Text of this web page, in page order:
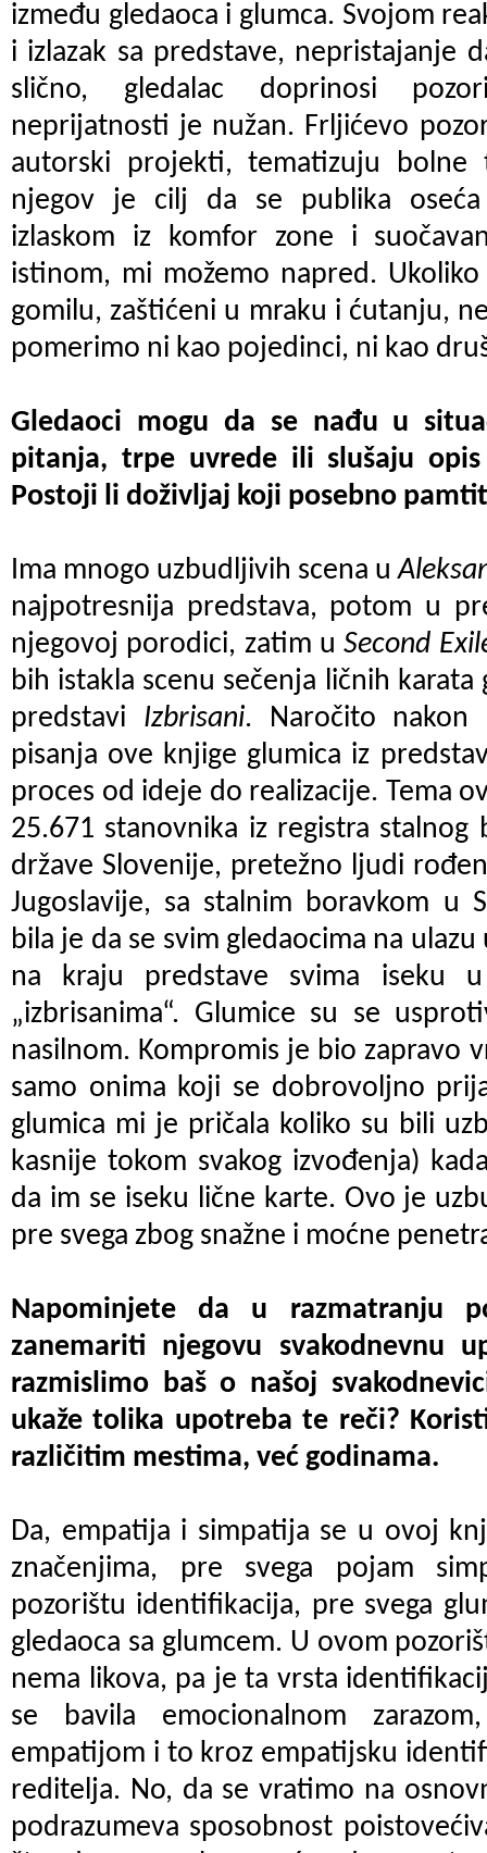
između gledaoca i glumca. Svojom
i izlazak sa predstave, nepristajanje
slično, gledalac doprinosi
neprijatnosti je nužan. Frljićevo
autorski projekti, tematizuju bolne
njegov je cilj da se publika
izlaskom iz komfor zone i
istinom, mi možemo napred.
gomilu, zaštićeni u mraku i ćutanju,
pomerimo ni kao pojedinci, ni kao
Gledaoci mogu da se nađu u
pitanja, trpe uvrede ili slušaju opis
Postoji li doživljaj koji posebno
Ima mnogo uzbudljivih scena u
najpotresnija predstava, potom u
njegovoj porodici, zatim uSecond
bih istakla scenu sečenja ličnih karata
predstavi Izbrisani. Naročito
pisanja ove knjige glumica iz
proces od ideje do realizacije. Tema
25.671 stanovnika iz registra stalnog
države Slovenije, pretežno ljudi
Jugoslavije, sa stalnim boravkom u
bila je da se svim gledaocima na
na kraju predstave svima iseku
„izbrisanima“. Glumice su se
nasilnom. Kompromis je bio zapravo
samo onima koji se dobrovoljno
glumica mi je pričala koliko su bili
kasnije tokom svakog izvođenja)
da im se iseku lične karte. Ovo je
pre svega zbog snažne i moćne
Napominjete da u razmatranju
zanemariti njegovu svakodnevnu
razmislimo baš o našoj
ukaže tolika upotreba te reči?
različitim mestima, već godinama.
Da, empatija i simpatija se u ovoj
značenjima, pre svega pojam
pozorištu identifikacija, pre svega
gledaoca sa glumcem. U ovom
nema likova, pa je ta vrsta
se bavila emocionalnom
empatijom i to kroz empatijsku
reditelja. No, da se vratimo na
podrazumeva sposobnost